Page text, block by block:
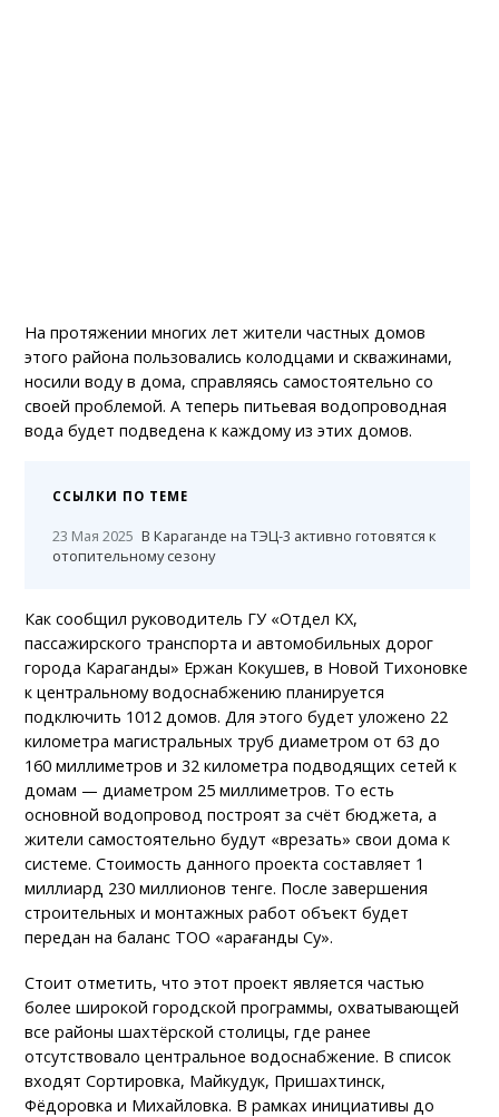
На протяжении многих лет жители частных домов
этого района пользовались колодцами и скважинами,
носили воду в дома, справляясь самостоятельно со
своей проблемой. А теперь питьевая водопроводная
вода будет подведена к каждому из этих домов.
ССЫЛКИ ПО ТЕМЕ
23 Мая 2025 В Караганде на ТЭЦ-3 активно готовятся к
отопительному сезону
Как сообщил руководитель ГУ «Отдел КХ,
пассажирского транспорта и автомобильных дорог
города Караганды» Ержан Кокушев, в Новой Тихоновке
к центральному водоснабжению планируется
подключить 1012 домов. Для этого будет уложено 22
километра магистральных труб диаметром от 63 до
160 миллиметров и 32 километра подводящих сетей к
домам — диаметром 25 миллиметров. То есть
основной водопровод построят за счёт бюджета, а
жители самостоятельно будут «врезать» свои дома к
системе. Стоимость данного проекта составляет 1
миллиард 230 миллионов тенге. После завершения
строительных и монтажных работ объект будет
передан на баланс ТОО «Қарағанды Су».
Стоит отметить, что этот проект является частью
более широкой городской программы, охватывающей
все районы шахтёрской столицы, где ранее
отсутствовало центральное водоснабжение. В список
входят Сортировка, Майкудук, Пришахтинск,
Фёдоровка и Михайловка. В рамках инициативы до